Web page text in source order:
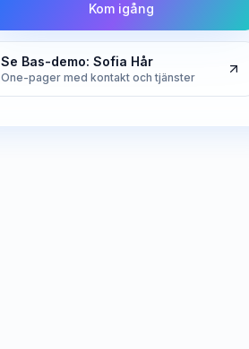
Kom igång
Se Bas-demo: Sofia Hår
One-pager med kontakt och tjänster